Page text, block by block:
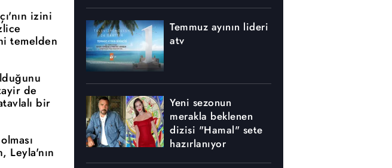
izini
temelden
de
bir
Leyla'nın
Temmuz ayının lideri
atv
Yeni sezonun
merakla beklenen
dizisi "Hamal" sete
hazırlanıyor